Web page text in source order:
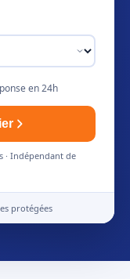
en 24h
· Indépendant de
protégées